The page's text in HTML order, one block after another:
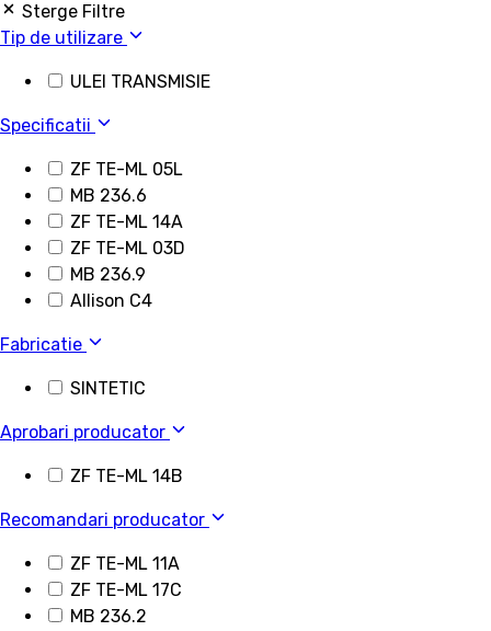
Sterge Filtre
Tip de utilizare
ULEI TRANSMISIE
Specificatii
ZF TE-ML 05L
MB 236.6
ZF TE-ML 14A
ZF TE-ML 03D
MB 236.9
Allison C4
Fabricatie
SINTETIC
Aprobari producator
ZF TE-ML 14B
Recomandari producator
ZF TE-ML 11A
ZF TE-ML 17C
MB 236.2